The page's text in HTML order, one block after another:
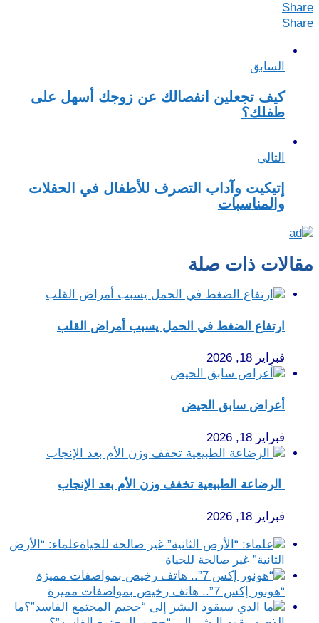
Share
Share
السابق
كيف تجعلين انفصالك عن زوجك أسهل على
طفلك؟
التالى
إتيكيت وآداب التصرف للأطفال في الحفلات
والمناسبات
مقالات ذات صلة
ارتفاع الضغط في الحمل يسبب أمراض القلب
فبراير 18, 2026
أعراض سابق الحيض
فبراير 18, 2026
الرضاعة الطبيعية تخفف وزن الأم بعد الإنجاب
فبراير 18, 2026
علماء: “الأرض
الثانية” غير صالحة للحياة
“هونور إكس 7”.. هاتف رخيص بمواصفات مميزة
ما